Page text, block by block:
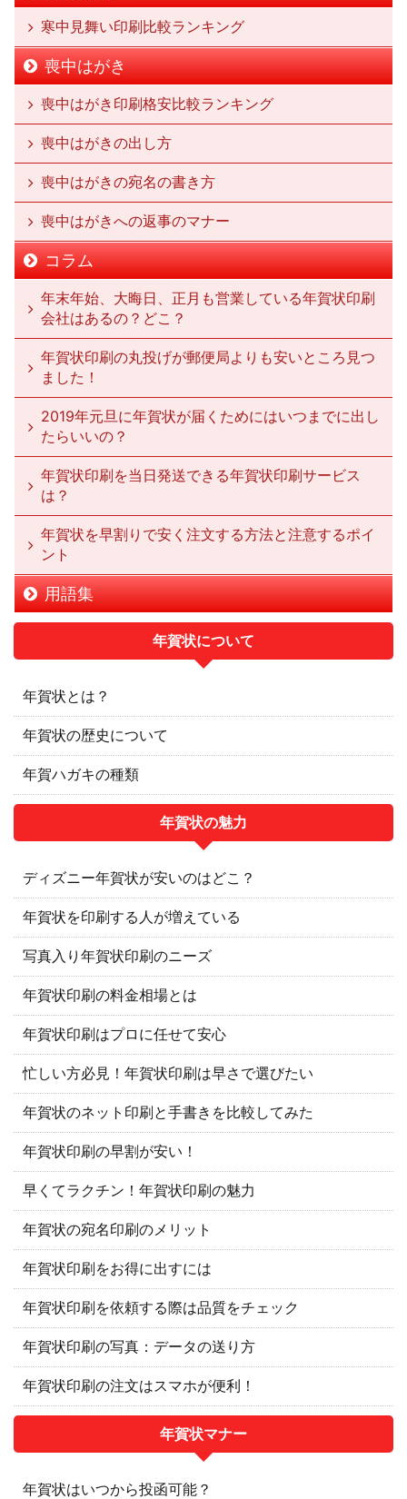
寒中見舞い印刷比較ランキング
喪中はがき
喪中はがき印刷格安比較ランキング
喪中はがきの出し方
喪中はがきの宛名の書き方
喪中はがきへの返事のマナー
コラム
年末年始、大晦日、正月も営業している年賀状印刷
会社はあるの？どこ？
年賀状印刷の丸投げが郵便局よりも安いところ見つ
ました！
2019年元旦に年賀状が届くためにはいつまでに出し
たらいいの？
年賀状印刷を当日発送できる年賀状印刷サービス
は？
年賀状を早割りで安く注文する方法と注意するポイ
ント
用語集
年賀状について
年賀状とは？
年賀状の歴史について
年賀ハガキの種類
年賀状の魅力
ディズニー年賀状が安いのはどこ？
年賀状を印刷する人が増えている
写真入り年賀状印刷のニーズ
年賀状印刷の料金相場とは
年賀状印刷はプロに任せて安心
忙しい方必見！年賀状印刷は早さで選びたい
年賀状のネット印刷と手書きを比較してみた
年賀状印刷の早割が安い！
早くてラクチン！年賀状印刷の魅力
年賀状の宛名印刷のメリット
年賀状印刷をお得に出すには
年賀状印刷を依頼する際は品質をチェック
年賀状印刷の写真：データの送り方
年賀状印刷の注文はスマホが便利！
年賀状マナー
年賀状はいつから投函可能？